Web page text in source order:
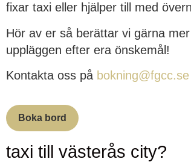
fixar taxi eller hjälper till med
Hör av er så berättar vi gärna
uppläggen efter era önskemål!
Kontakta oss på bokning@fgcc.se
Boka bord
taxi till västerås city?